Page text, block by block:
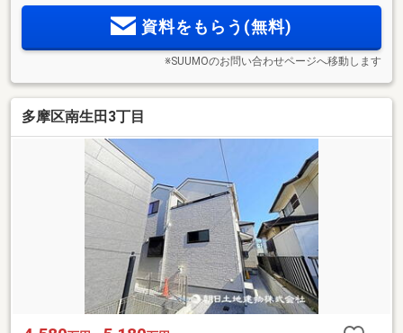
資料をもらう(無料)
※SUUMOのお問い合わせページへ移動します
多摩区南生田3丁目